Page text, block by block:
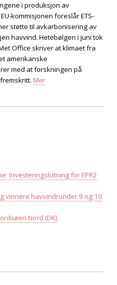
i produksjon av
kommisjonen foreslår ETS-
støtte til avkarbonisering av
havvind. Hetebølgen i juni tok
Office skriver at klimaet fra
amerikanske
med at forskningen på
Mer
Investeringslutning for EPR2
vinnere havvindrunder 9 og 10
Nord (DK)